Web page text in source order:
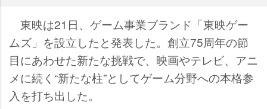
東映は21日、ゲーム事業ブランド「東映ゲー
ムズ」を設立したと発表した。創立75周年の節
目にあわせた新たな挑戦で、映画やテレビ、アニ
メに続く“新たな柱”としてゲーム分野への本格参
入を打ち出した。